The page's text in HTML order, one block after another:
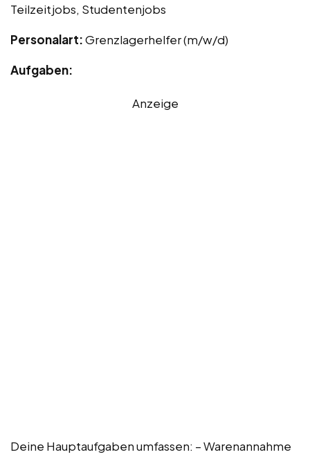
Teilzeitjobs, Studentenjobs
Personalart:Grenzlagerhelfer (m/w/d)
Aufgaben:
Anzeige
Deine Hauptaufgaben umfassen: – Warenannahme